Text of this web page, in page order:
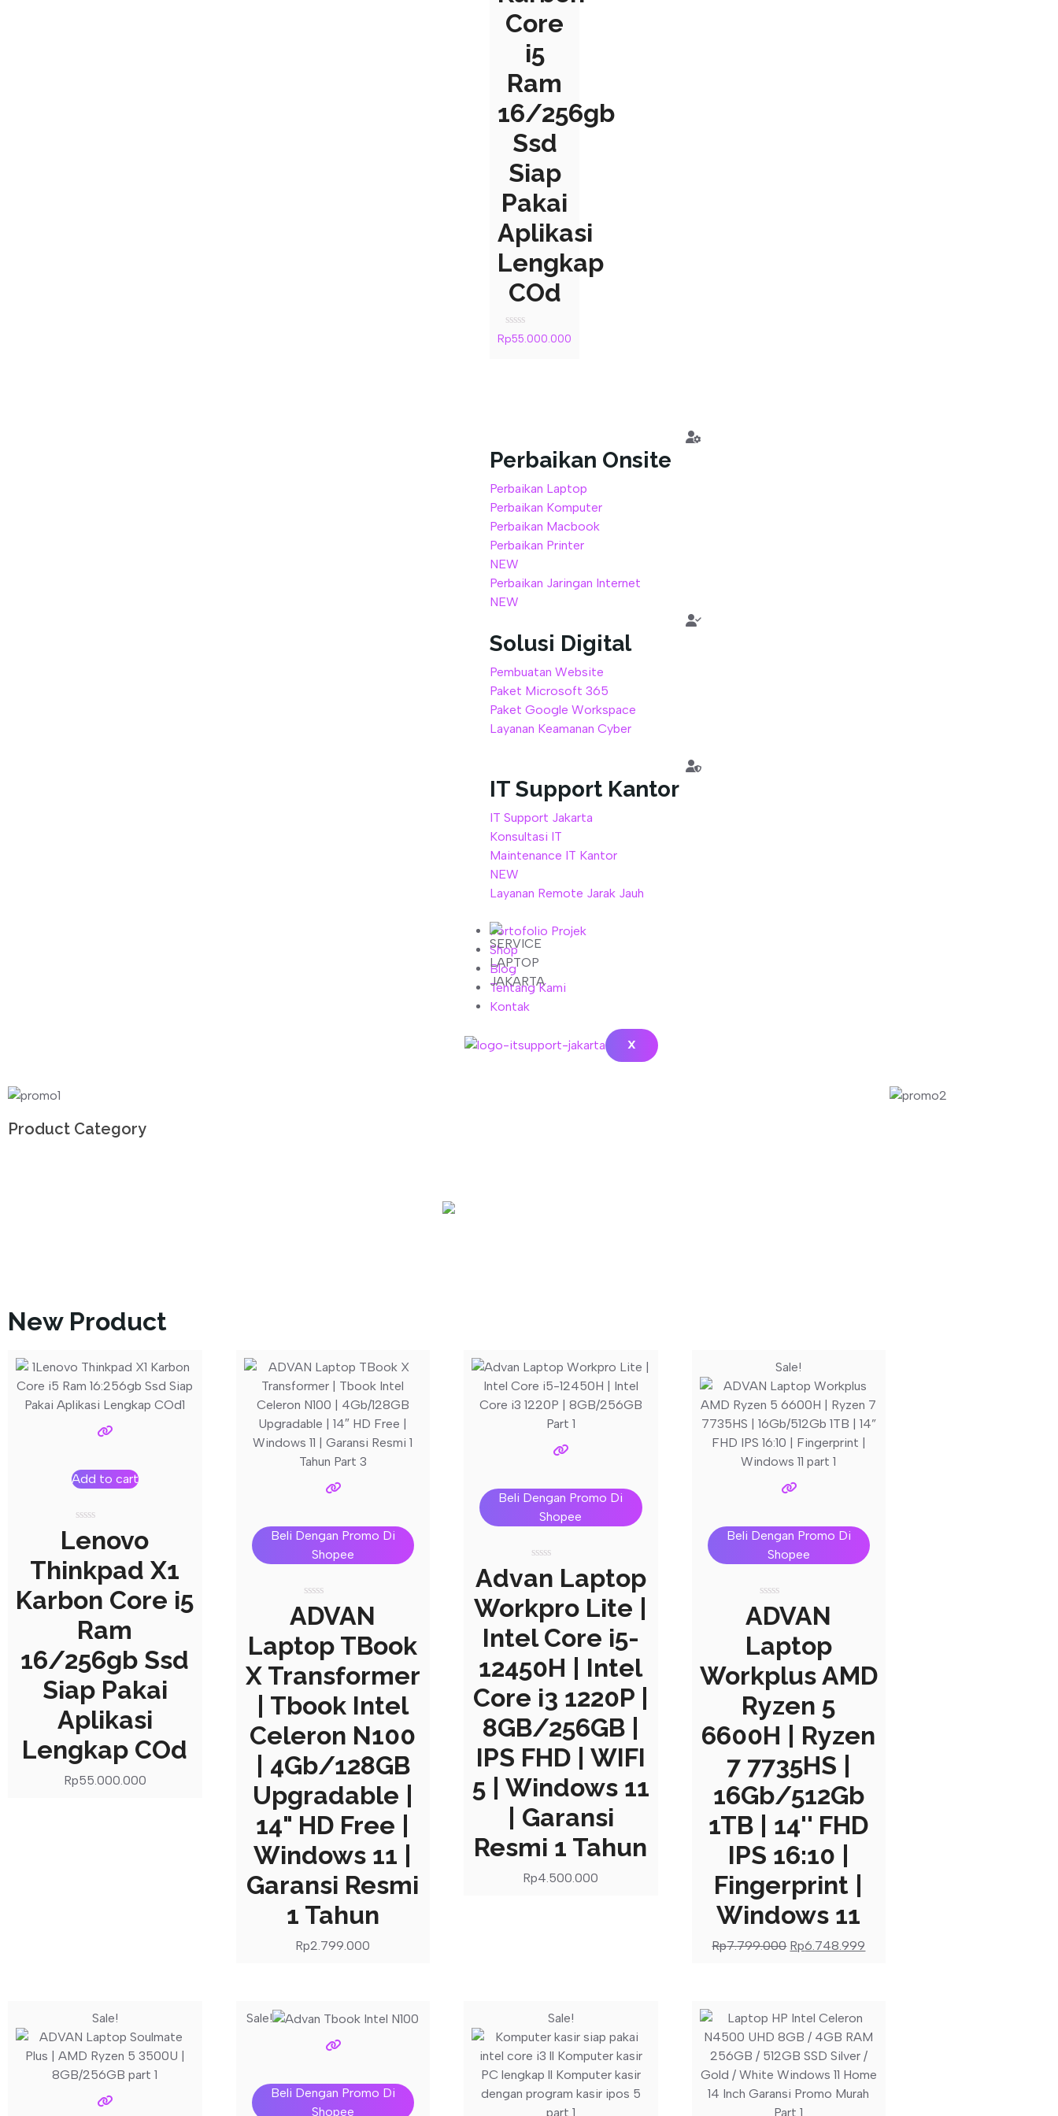
Core
i5
Ram
16/256gb
Ssd
Siap
Pakai
Aplikasi
Lengkap
COd
Rated
0
Rp55.000.000
Perbaikan Onsite
Perbaikan Laptop
Perbaikan Komputer
Perbaikan Macbook
Perbaikan Printer
NEW
Perbaikan Jaringan Internet
NEW
Solusi Digital
Pembuatan Website
Paket Microsoft 365
Paket Google Workspace
Layanan Keamanan Cyber
IT Support Kantor
IT Support Jakarta
Konsultasi IT
Maintenance IT Kantor
NEW
Layanan Remote Jarak Jauh
Portofolio Projek
Shop
Blog
Tentang Kami
Kontak
X
Product Category
New Product
Add to cart
0
out
of
5
Lenovo
Thinkpad X1
Karbon Core i5
Ram
16/256gb Ssd
Siap Pakai
Aplikasi
Lengkap COd
Rp55.000.000
Beli Dengan Promo Di
Shopee
Rated
0
out
5
ADVAN
Laptop TBook
X Transformer
| Tbook Intel
Celeron N100
| 4Gb/128GB
Upgradable |
14" HD Free |
Windows 11 |
Garansi Resmi
1 Tahun
Rp2.799.000
Beli Dengan Promo Di
Shopee
0
out
5
Advan Laptop
Workpro Lite |
Intel Core i5-
12450H | Intel
Core i3 1220P |
8GB/256GB |
IPS FHD | WIFI
5 | Windows 11
| Garansi
Resmi 1 Tahun
Rp4.500.000
Sale!
Beli Dengan Promo Di
Shopee
Rated
0
out
5
ADVAN
Laptop
Workplus AMD
Ryzen 5
6600H | Ryzen
7 7735HS |
16Gb/512Gb
1TB | 14'' FHD
IPS 16:10 |
Fingerprint |
Windows 11
Rp7.799.000 Rp6.748.999
Sale! Sale!
Beli Dengan Promo Di
Shopee
Sale!